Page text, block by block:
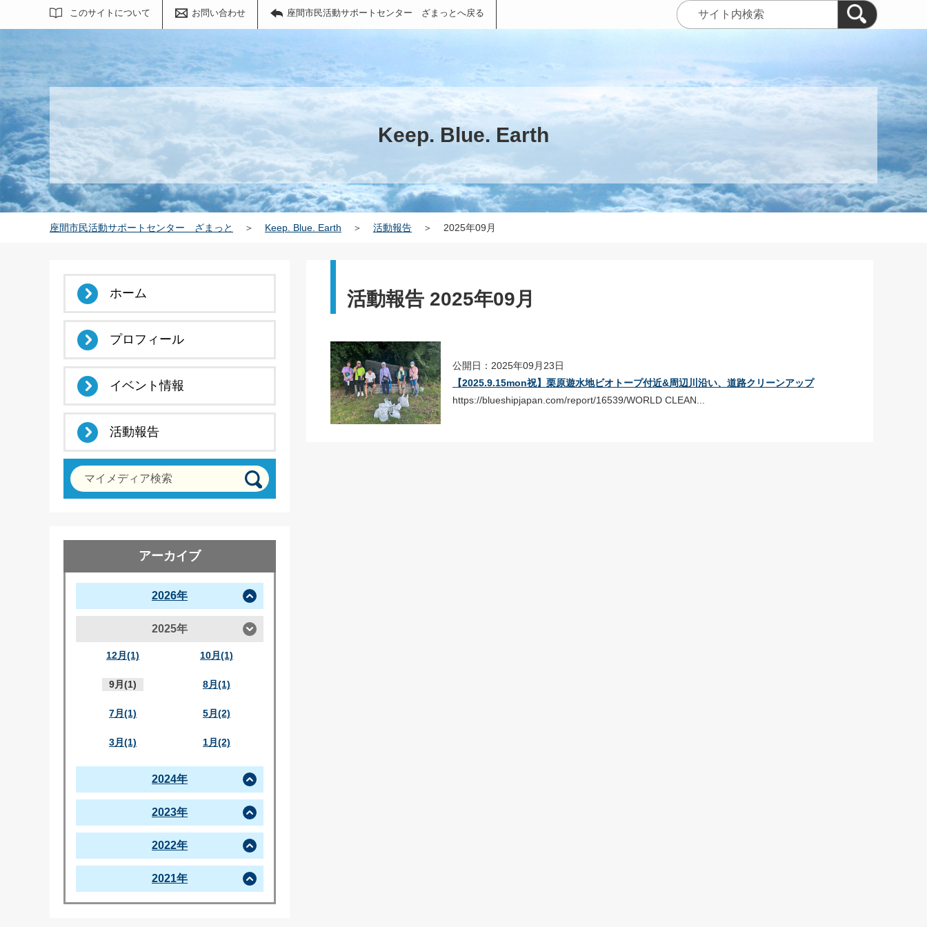
このサイトについて お問い合わせ 座間市民活動サポートセンター ざまっとへ戻る
サイト内検索
Keep. Blue. Earth
座間市民活動サポートセンター ざまっと ＞ Keep. Blue. Earth ＞ 活動報告 ＞ 2025年09月
活動報告 2025年09月
公開日：2025年09月23日
【2025.9.15mon祝】栗原遊水地ビオトープ付近&周辺川沿い、道路クリーンアップ
https://blueshipjapan.com/report/16539/WORLD CLEAN...
ホーム
プロフィール
イベント情報
活動報告
マイメディア検索
アーカイブ
2026年
2025年
12月(1) 10月(1)
9月(1) 8月(1)
7月(1) 5月(2)
3月(1) 1月(2)
2024年
2023年
2022年
2021年